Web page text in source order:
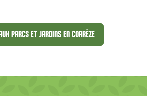
PARCS ET JARDINS EN CORRÈZE